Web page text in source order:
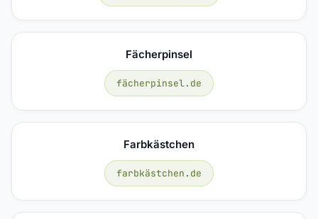
Fächerpinsel
fächerpinsel.de
Farbkästchen
farbkästchen.de